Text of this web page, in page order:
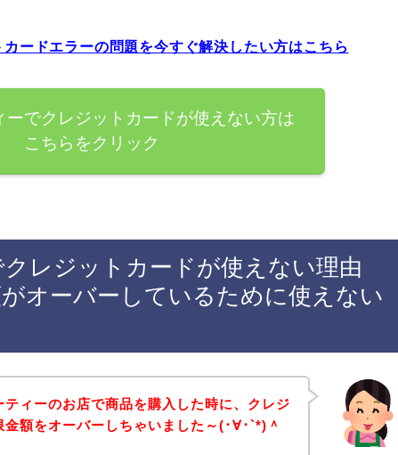
ードエラーの問題を今すぐ解決したい方はこちら
ーでクレジットカードが使えない方は
こちらをクリック
レジットカードが使えない理由
オーバーしているために使えない
ティーのお店で商品を購入した時に、クレジ
金額をオーバーしちゃいました～(･∀･`*)＾